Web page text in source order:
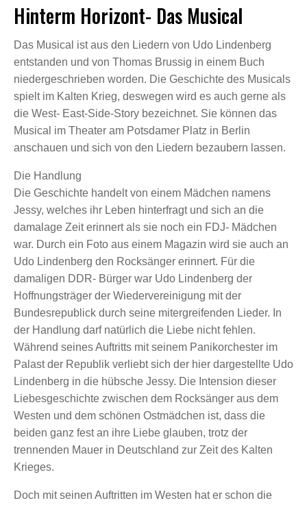
Hinterm Horizont- Das Musical
Das Musical ist aus den Liedern von Udo Lindenberg
entstanden und von Thomas Brussig in einem Buch
niedergeschrieben worden. Die Geschichte des Musicals
spielt im Kalten Krieg, deswegen wird es auch gerne als
die West- East-Side-Story bezeichnet. Sie können das
Musical im Theater am Potsdamer Platz in Berlin
anschauen und sich von den Liedern bezaubern lassen.
Die Handlung
Die Geschichte handelt von einem Mädchen namens
Jessy, welches ihr Leben hinterfragt und sich an die
damalage Zeit erinnert als sie noch ein FDJ- Mädchen
war. Durch ein Foto aus einem Magazin wird sie auch an
Udo Lindenberg den Rocksänger erinnert. Für die
damaligen DDR- Bürger war Udo Lindenberg der
Hoffnungsträger der Wiedervereinigung mit der
Bundesrepublick durch seine mitergreifenden Lieder. In
der Handlung darf natürlich die Liebe nicht fehlen.
Während seines Auftritts mit seinem Panikorchester im
Palast der Republik verliebt sich der hier dargestellte Udo
Lindenberg in die hübsche Jessy. Die Intension dieser
Liebesgeschichte zwischen dem Rocksänger aus dem
Westen und dem schönen Ostmädchen ist, dass die
beiden ganz fest an ihre Liebe glauben, trotz der
trennenden Mauer in Deutschland zur Zeit des Kalten
Krieges.
Doch mit seinen Auftritten im Westen hat er schon die